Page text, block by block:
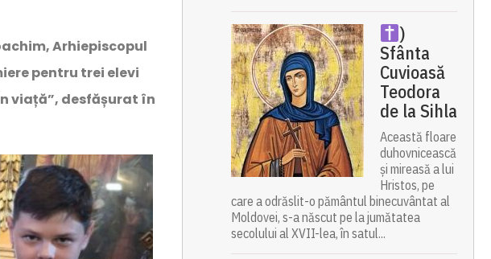
Arhiepiscopul
pentru trei elevi
viață”, desfășurat în
)
Sfânta
Cuvioasă
Teodora
de la Sihla
Această floare
duhovnicească
și mireasă a lui
Hristos, pe
care a odrăslit-o pământul binecuvântat al
Moldovei, s-a născut pe la jumătatea
secolului al XVII-lea, în satul...